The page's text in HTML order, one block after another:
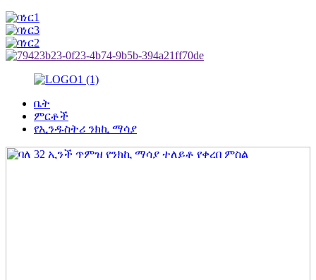
ቤት
ምርቶች
የኢንዱስትሪ ንክኪ ማሳያ